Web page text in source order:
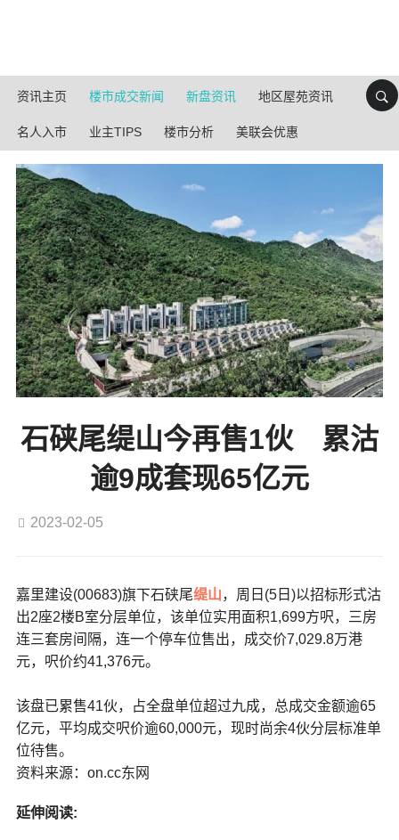
资讯主页 楼市成交新闻 新盘资讯 地区屋苑资讯
名人入市 业主TIPS 楼市分析 美联会优惠
石硖尾缇山今再售1伙 累沽
逾9成套现65亿元
2023-02-05
嘉里建设(00683)旗下石硖尾缇山，周日(5日)以招标形式沽
出2座2楼B室分层单位，该单位实用面积1,699方呎，三房
连三套房间隔，连一个停车位售出，成交价7,029.8万港
元，呎价约41,376元。
该盘已累售41伙，占全盘单位超过九成，总成交金额逾65
亿元，平均成交呎价逾60,000元，现时尚余4伙分层标准单
位待售。
资料来源：on.cc东网
延伸阅读: